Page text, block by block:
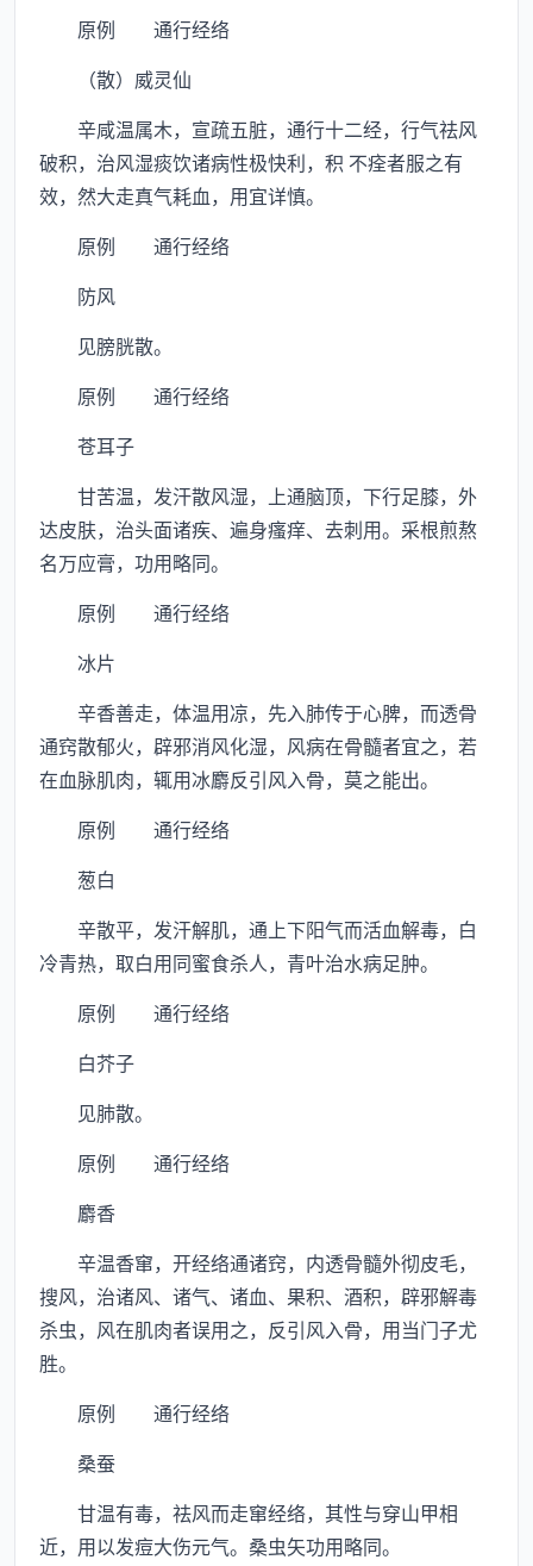
原例 通行经络
（散）威灵仙
辛咸温属木，宣疏五脏，通行十二经，行气祛风
破积，治风湿痰饮诸病性极快利，积 不痊者服之有
效，然大走真气耗血，用宜详慎。
原例 通行经络
防风
见膀胱散。
原例 通行经络
苍耳子
甘苦温，发汗散风湿，上通脑顶，下行足膝，外
达皮肤，治头面诸疾、遍身瘙痒、去刺用。采根煎熬
名万应膏，功用略同。
原例 通行经络
冰片
辛香善走，体温用凉，先入肺传于心脾，而透骨
通窍散郁火，辟邪消风化湿，风病在骨髓者宜之，若
在血脉肌肉，辄用冰麝反引风入骨，莫之能出。
原例 通行经络
葱白
辛散平，发汗解肌，通上下阳气而活血解毒，白
冷青热，取白用同蜜食杀人，青叶治水病足肿。
原例 通行经络
白芥子
见肺散。
原例 通行经络
麝香
辛温香窜，开经络通诸窍，内透骨髓外彻皮毛，
搜风，治诸风、诸气、诸血、果积、酒积，辟邪解毒
杀虫，风在肌肉者误用之，反引风入骨，用当门子尤
胜。
原例 通行经络
桑蚕
甘温有毒，祛风而走窜经络，其性与穿山甲相
近，用以发痘大伤元气。桑虫矢功用略同。